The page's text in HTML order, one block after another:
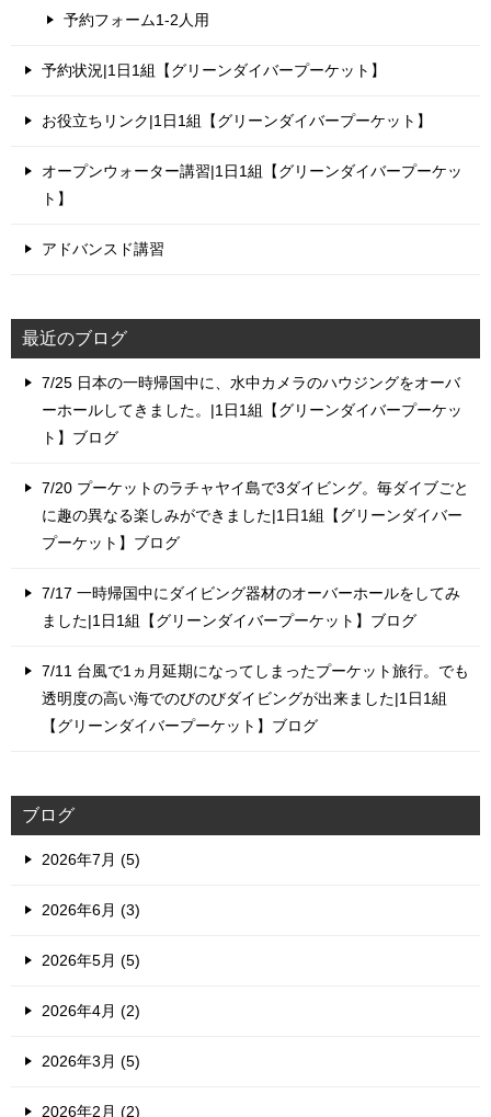
予約フォーム1-2人用
予約状況|1日1組【グリーンダイバープーケット】
お役立ちリンク|1日1組【グリーンダイバープーケット】
オープンウォーター講習|1日1組【グリーンダイバープーケッ
ト】
アドバンスド講習
最近のブログ
7/25 日本の一時帰国中に、水中カメラのハウジングをオーバ
ーホールしてきました。|1日1組【グリーンダイバープーケッ
ト】ブログ
7/20 プーケットのラチャヤイ島で3ダイビング。毎ダイブごと
に趣の異なる楽しみができました|1日1組【グリーンダイバー
プーケット】ブログ
7/17 一時帰国中にダイビング器材のオーバーホールをしてみ
ました|1日1組【グリーンダイバープーケット】ブログ
7/11 台風で1ヵ月延期になってしまったプーケット旅行。でも
透明度の高い海でのびのびダイビングが出来ました|1日1組
【グリーンダイバープーケット】ブログ
ブログ
2026年7月 (5)
2026年6月 (3)
2026年5月 (5)
2026年4月 (2)
2026年3月 (5)
2026年2月 (2)